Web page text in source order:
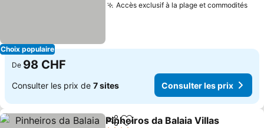
Choix populaire
Accès exclusif à la plage et commodités
De 98 CHF
Consulter les prix de 7 sites Consulter les prix
Partager
Pinheiros da Balaia Villas